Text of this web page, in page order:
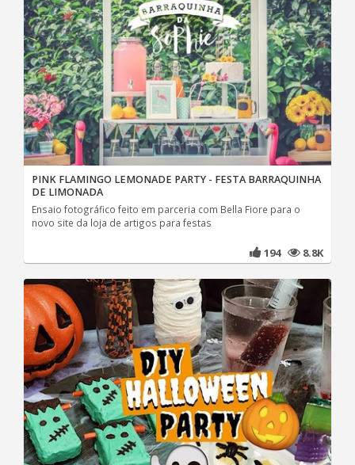
PINK FLAMINGO LEMONADE PARTY - FESTA BARRAQUINHA
DE LIMONADA
Ensaio fotográfico feito em parceria com Bella Fiore para o
novo site da loja de artigos para festas
194 8.8K